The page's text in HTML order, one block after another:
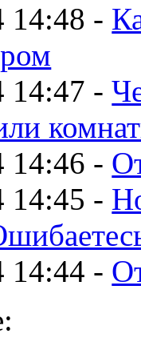
14:48 -
14:47 -
14:46 -
14:45 -
14:44 -